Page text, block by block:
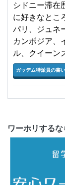
シドニー滞在
に好きなとこ
パリ、ジュネ
カンボジア、
ル、クイーン
ガッデム特派員の書
ワーホリするな